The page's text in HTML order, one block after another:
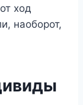
ход
наоборот,